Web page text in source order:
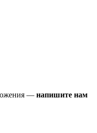
— напишите нам